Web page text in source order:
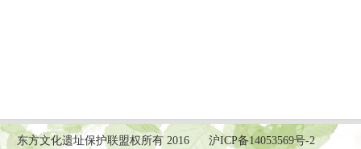
东方文化遗址保护联盟权所有 2016 沪ICP备14053569号-2